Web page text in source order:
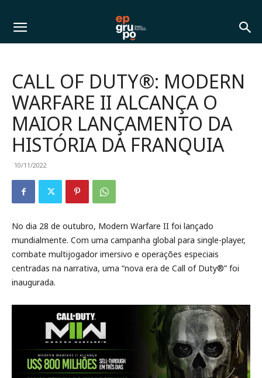
CALL OF DUTY®: MODERN
WARFARE II ALCANÇA O
MAIOR LANÇAMENTO DA
HISTÓRIA DA FRANQUIA
10/11/2022
No dia 28 de outubro, Modern Warfare II foi lançado
mundialmente. Com uma campanha global para single-player,
combate multijogador imersivo e operações especiais
centradas na narrativa, uma “nova era de Call of Duty®” foi
inaugurada.